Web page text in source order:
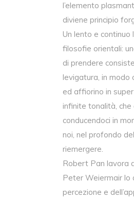
l’elemento
diviene principio
Un lento e
filosofie orientali:
di prendere
levigatura, in modo
ed affiorino in
infinite tonalità, che
conducendoci in
noi, nel profondo
riemergere.
Robert Pan lavora
Peter Weiermair lo
percezione e